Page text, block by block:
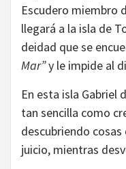
Escudero miembro
llegará a la isla de
deidad que se
Mar”y le impide al
En esta isla Gabriel
tan sencilla como
descubriendo
juicio, mientras